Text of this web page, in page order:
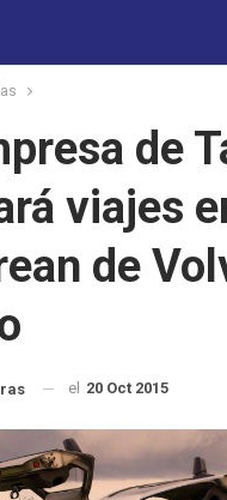
de
viajes
de
el 20 Oct 2015